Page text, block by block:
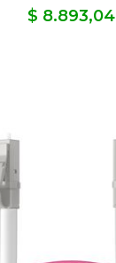
$ 8.893,04